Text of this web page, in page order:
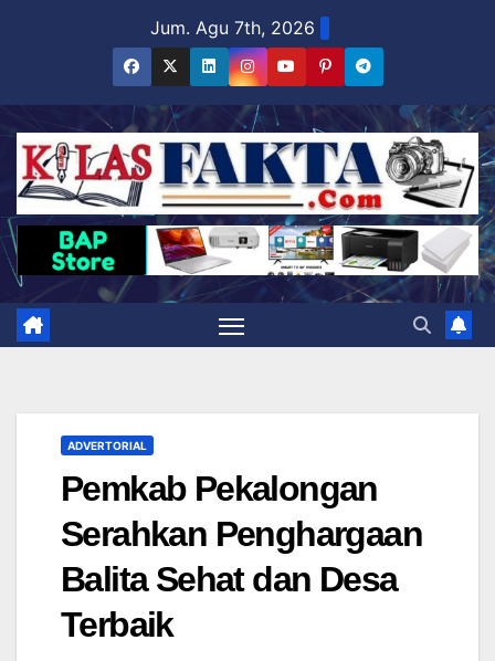
Jum. Agu 7th, 2026
ADVERTORIAL
Pemkab Pekalongan
Serahkan Penghargaan
Balita Sehat dan Desa
Terbaik